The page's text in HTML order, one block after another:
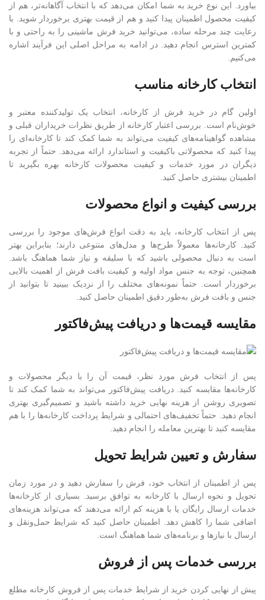
بیاورد. این نوع خرید به شما امکان می‌دهد که با انتخاب آگاهانه‌تر، هم از
کیفیت محصول اطمینان پیدا کنید و هم از قیمت بهتری برخوردار شوید. با
رعایت چند مرحله ساده، می‌توانید خرید فرش ماشینی را به راحتی و با
کمترین استرس انجام دهید. در ادامه به مراحل اصلی این فرآیند اشاره
می‌کنیم.
انتخاب کارخانه مناسب
اولین گام در خرید فرش از کارخانه، انتخاب یک تولیدکننده معتبر و
خوش‌نام است. بررسی اعتبار کارخانه از طریق نظرات خریداران قبلی و
مشاهده گواهینامه‌های کیفیت می‌تواند به شما کمک کند تا کارخانه‌ای را
پیدا کنید که محصولاتی باکیفیت و استاندارد ارائه می‌دهد. حتماً از تجربه
دیگران در مورد خدمات و کیفیت محصولات کارخانه بهره بگیرید تا
اطمینان بیشتری حاصل کنید.
بررسی کیفیت و انواع محصولات
پس از انتخاب کارخانه، باید به دقت انواع فرش‌های موجود را بررسی
کنید. کارخانه‌ها معمولاً طرح‌ها و مدل‌های متنوعی دارند؛ بنابراین بهتر
است به دنبال محصولی باشید که با سلیقه و نیاز شما هماهنگ باشد.
همچنین، توجه به جنس مواد اولیه و کیفیت بافت فرش از اهمیت بالایی
برخوردار است. حتماً نمونه‌های مختلف را از نزدیک ببینید تا بتوانید از
جنس و بافت فرش به‌طور دقیق اطمینان حاصل کنید.
مقایسه قیمت‌ها و دریافت پیش‌فاکتور
پس از انتخاب فرش مورد نظر، قیمت آن را با دیگر محصولات و
کارخانه‌ها مقایسه کنید. دریافت پیش‌فاکتور می‌تواند به شما کمک کند تا
تصویری روشن از هزینه نهایی خرید داشته باشید و تصمیم‌گیری بهتری
انجام دهید. حتماً تخفیف‌های احتمالی و شرایط پرداخت کارخانه‌ها را با هم
مقایسه کنید تا بهترین معامله را انجام دهید.
سفارش و تعیین شرایط تحویل
پس از اطمینان از انتخاب خود، فرش را سفارش دهید و در مورد زمان
تحویل و نحوه ارسال با کارخانه به توافق برسید. بسیاری از کارخانه‌ها
خدمات ارسال رایگان یا با هزینه کم ارائه می‌دهند که می‌تواند هزینه‌های
اضافی شما را کاهش دهد. اطمینان حاصل کنید که شرایط حمل‌ونقل و
ارسال با نیازها و برنامه‌های شما هماهنگ است.
بررسی خدمات پس از فروش
پیش از نهایی کردن خرید از شرایط خدمات پس از فروش کارخانه مطلع